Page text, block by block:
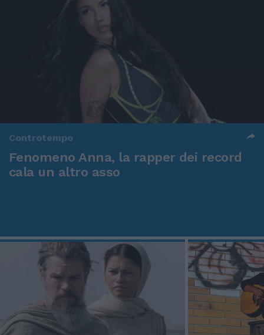
Controtempo
Fenomeno Anna, la rapper dei record
cala un altro asso